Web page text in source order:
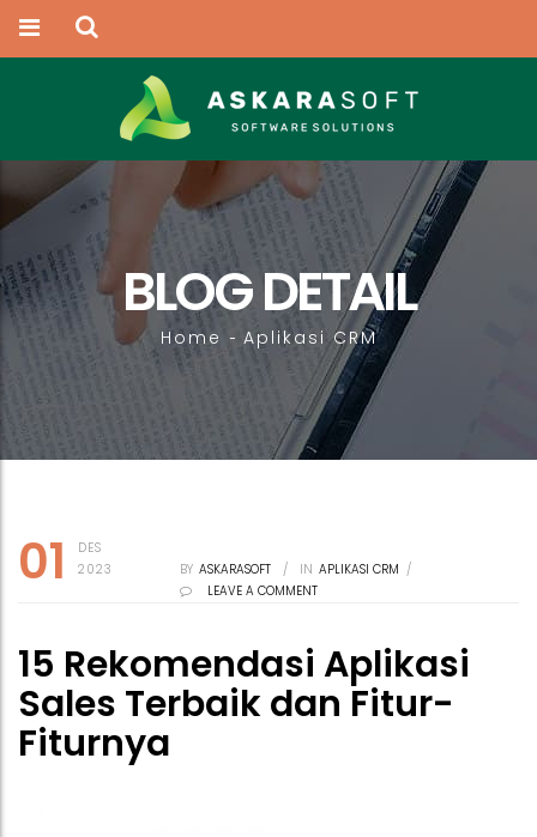
BLOG DETAIL
Home - Aplikasi CRM
01
DES
2023
BY ASKARASOFT / IN APLIKASI CRM /
LEAVE A COMMENT
15 Rekomendasi Aplikasi
Sales Terbaik dan Fitur-
Fiturnya